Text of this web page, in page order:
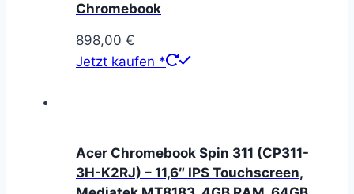
Chromebook
898,00 €
Jetzt kaufen *
Acer Chromebook Spin 311 (CP311-
3H-K2RJ) – 11,6″ IPS Touchscreen,